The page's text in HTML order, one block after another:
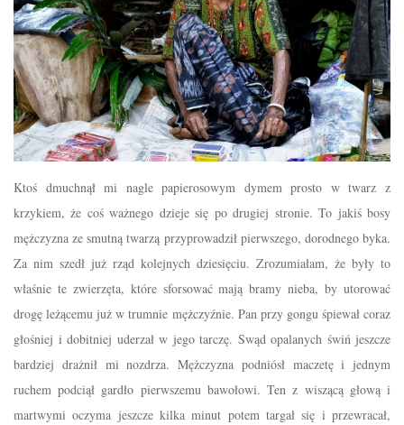
Ktoś dmuchnął mi nagle papierosowym dymem prosto w twarz z
krzykiem, że coś ważnego dzieje się po drugiej stronie. To jakiś bosy
mężczyzna ze smutną twarzą przyprowadził pierwszego, dorodnego byka.
Za nim szedł już rząd kolejnych dziesięciu. Zrozumiałam, że były to
właśnie te zwierzęta, które sforsować mają bramy nieba, by utorować
drogę leżącemu już w trumnie mężczyźnie. Pan przy gongu śpiewał coraz
głośniej i dobitniej uderzał w jego tarczę. Swąd opalanych świń jeszcze
bardziej drażnił mi nozdrza. Mężczyzna podniósł maczetę i jednym
ruchem podciął gardło pierwszemu bawołowi. Ten z wiszącą głową i
martwymi oczyma jeszcze kilka minut potem targał się i przewracał,